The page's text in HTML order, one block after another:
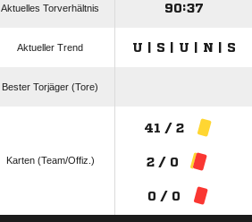
Aktuelles Torverhältnis 90:37
Aktueller Trend U | S | U | N | S
Bester Torjäger (Tore)
Karten (Team/Offiz.)
41 / 2
2 / 0
0 / 0